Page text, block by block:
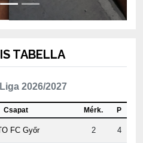
2026/2027
Csapat
FC Győr 2 4
Budapest 2 4